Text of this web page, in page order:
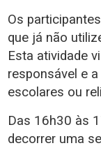
Os
que já não
Esta atividade
responsável e
escolares ou
Das 16h30 às
decorrer uma